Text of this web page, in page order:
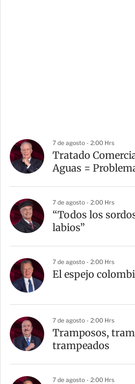
7 de agosto - 2:00 Hrs
Tratado
Aguas =
7 de agosto - 2:00 Hrs
“Todos los
labios”
7 de agosto - 2:00 Hrs
El espejo
7 de agosto - 2:00 Hrs
Tramposos,
trampeados
7 de agosto - 2:00 Hrs